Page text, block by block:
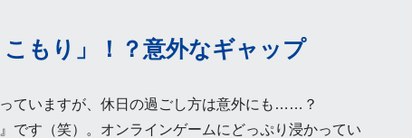
もり」！？意外なギャップ
ていますが、休日の過ごし方は意外にも……？
です（笑）。オンラインゲームにどっぷり浸かってい